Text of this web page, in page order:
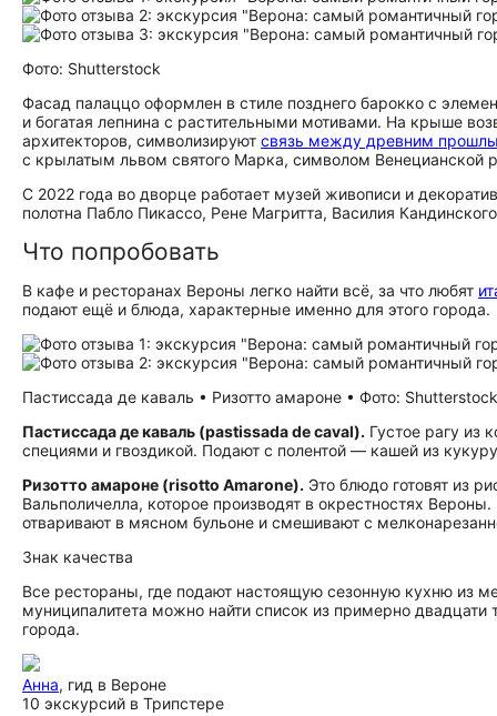
Фото: Shutterstock
Фасад палаццо оформлен в стиле позднего барокко с
и богатая лепнина с растительными мотивами. На крыше
архитекторов, символизируют связь между древним
с крылатым львом святого Марка, символом Венецианской
С 2022 года во дворце работает музей живописи и
полотна Пабло Пикассо, Рене Магритта, Василия
Что попробовать
В кафе и ресторанах Вероны легко найти всё, за что любят
подают ещё и блюда, характерные именно для этого города.
Пастиссада де каваль • Ризотто амароне • Фото: Shutterstock
Пастиссада де каваль (pastissada de caval). Густое рагу из
специями и гвоздикой. Подают с полентой — кашей из
Ризотто амароне (risotto Amarone). Это блюдо готовят из
Вальполичелла, которое производят в окрестностях
отваривают в мясном бульоне и смешивают с
Знак качества
Все рестораны, где подают настоящую сезонную кухню из
муниципалитета можно найти список из примерно
города.
Анна, гид в Вероне
10 экскурсий в Трипстере